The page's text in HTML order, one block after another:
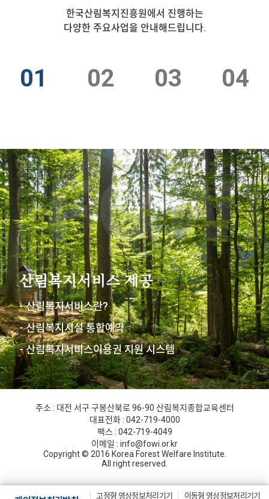
한국산림복지진흥원에서 진행하는
다양한 주요사업을 안내해드립니다.
01 02 03 04
산림복지서비스 제공
- 산림복지서비스란?
- 산림복지시설 통합예약
- 산림복지서비스이용권 지원 시스템
주소 : 대전 서구 구봉산북로 96-90 산림복지종합교육센터
대표전화 : 042-719-4000
팩스 : 042-719-4049
이메일 : info@fowi.or.kr
Copyright © 2016 Korea Forest Welfare Institute.
All right reserved.
고정형 영상정보처리기기 이동형 영상정보처리기기